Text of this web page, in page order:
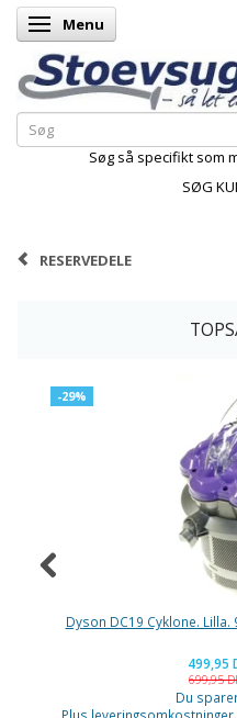
Skifte navigation
Menu
Søg så specifikt som
SØG
RESERVEDELE
-29%
Dyson DC19 Cyklone. Lilla.
499,95
699,95
Du